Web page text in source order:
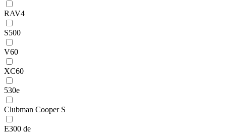
RAV4
S500
V60
XC60
530e
Clubman Cooper S
E300 de